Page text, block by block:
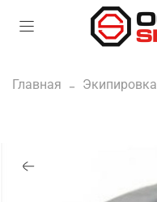
Главная Экипировка